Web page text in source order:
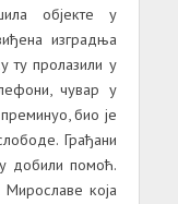
објекте у
изградња
ту пролазили у
чувар у
био је
Грађани
добили помоћ.
која